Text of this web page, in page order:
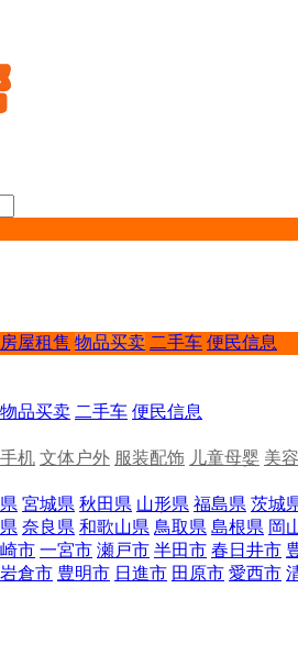
房屋租售 物品买卖 二手车 便民信息
物品买卖 二手车 便民信息
手机 文体户外 服装配饰 儿童母婴 美
宮城県 秋田県 山形県 福島県 茨城
奈良県 和歌山県 鳥取県 島根県 岡
市 一宮市 瀬戸市 半田市 春日井市
岩倉市 豊明市 日進市 田原市 愛西市